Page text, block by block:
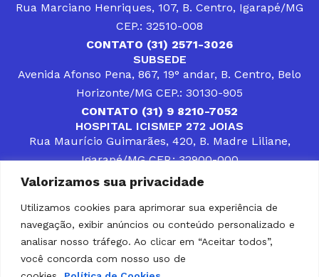
Valorizamos sua privacidade
Utilizamos cookies para aprimorar sua experiência de
navegação, exibir anúncios ou conteúdo personalizado e
analisar nosso tráfego. Ao clicar em “Aceitar todos”,
você concorda com nosso uso de
Rua Marciano Henriques, 107, B. Centro, Igarapé/MG
CEP.: 32510-008
CONTATO (31) 2571-3026
SUBSEDE
Avenida Afonso Pena, 867, 19° andar, B. Centro, Belo
Horizonte/MG CEP.: 30130-905
CONTATO (31) 9 8210-7052
HOSPITAL ICISMEP 272 JOIAS
Rua Maurício Guimarães, 420, B. Madre Liliane,
Igarapé/MG CEP.: 32900-000
CONTATOS (31) 3512-4400 ou (31) 9 8309-8660
DESENVOLVER SOLUÇÕES, AÇÕES E SERVIÇOS
PÚBLICOS QUE COMPLEMENTEM A ASSISTÊNCIA À
POPULAÇÃO DA REGIÃO EM QUE ATUA, SENDO
PARCEIRO DOS MUNICÍPIOS CONSORCIADOS NA
SOLUÇÃO DE DIFICULDADES ENFRENTADAS POR
GESTORES MUNICIPAIS, É O COMPROMISSO DO
ICISMEP.